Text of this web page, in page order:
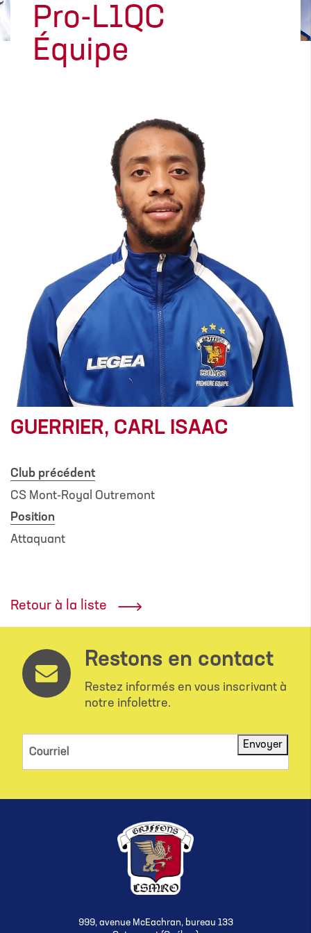
Pro-L1QC
Équipe
GUERRIER, CARL ISAAC
Club précédent
CS Mont-Royal Outremont
Position
Attaquant
Retour à la liste
Restons en contact
Restez informés en vous inscrivant à
notre infolettre.
Courriel
Envoyer
999, avenue McEachran, bureau 133